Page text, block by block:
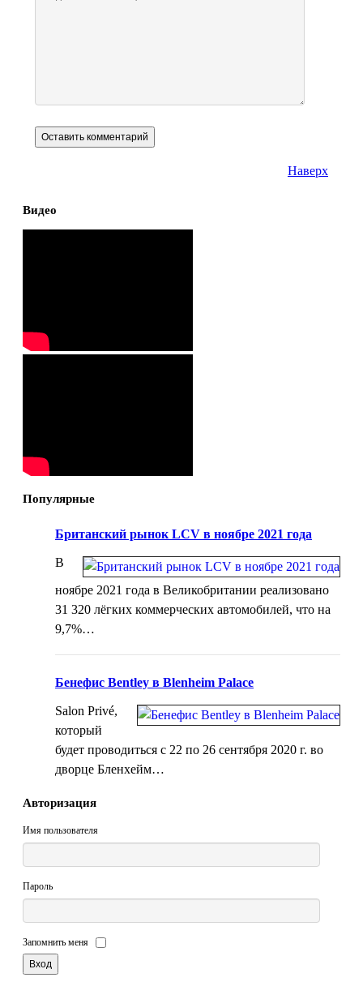
Наверх
Видео
Популярные
Британский рынок LCV в ноябре 2021 года
В
ноябре 2021 года в Великобритании реализовано
31 320 лёгких коммерческих автомобилей, что на
9,7%…
Бенефис Bentley в Blenheim Palace
Salon Privé,
который
будет проводиться с 22 по 26 сентября 2020 г. во
дворце Бленхейм…
Авторизация
Имя пользователя
Пароль
Запомнить меня